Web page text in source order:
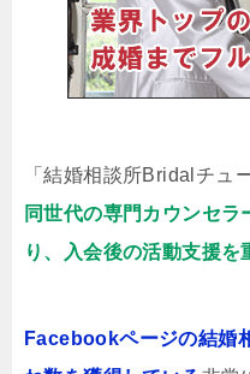
「結婚相談所Bridalチュ
同世代の専門カウンセ
り、入会後の活動支援を
Facebookページの結婚